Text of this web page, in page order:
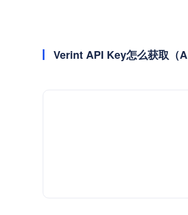
Verint API Key怎么获取（